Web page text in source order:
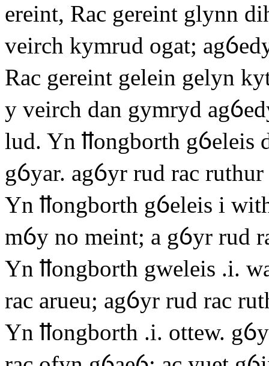
ereint, Rac gereint glynn
veirch kymrud ogat;
Rac gereint gelein gelyn
y veirch dan gymryd
lud. Yn ỻongborth gỽeleis
gỽyar. agỽyr rud rac ruthur
Yn ỻongborth gỽeleis i
mỽy no meint; a gỽyr rud
Yn ỻongborth gweleis .i.
rac arueu; agỽyr rud rac
Yn ỻongborth .i. ottew.